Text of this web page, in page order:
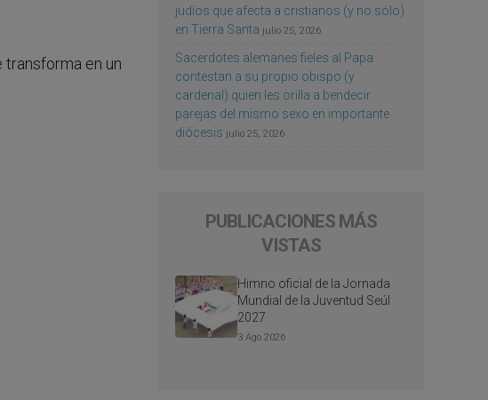
transforma en un
judíos que afecta a cristianos (y no sólo)
en Tierra Santa julio 25, 2026
Sacerdotes alemanes fieles al Papa
contestan a su propio obispo (y
cardenal) quien les orilla a bendecir
parejas del mismo sexo en importante
diócesis julio 25, 2026
PUBLICACIONES MÁS
VISTAS
Himno oficial de la Jornada
Mundial de la Juventud Seúl
2027
3 Ago 2026